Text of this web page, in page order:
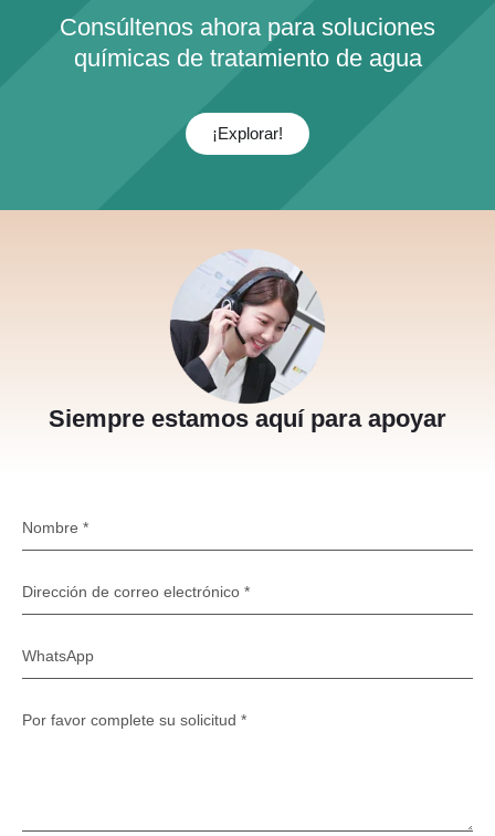
Consúltenos ahora para soluciones
químicas de tratamiento de agua
¡Explorar!
Siempre estamos aquí para apoyar